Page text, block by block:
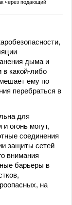
через подающий
дыма и
в какой-либо
ему по
перебраться в
для
огонь могут,
соединения
защиты сетей
внимания
барьеры в
на